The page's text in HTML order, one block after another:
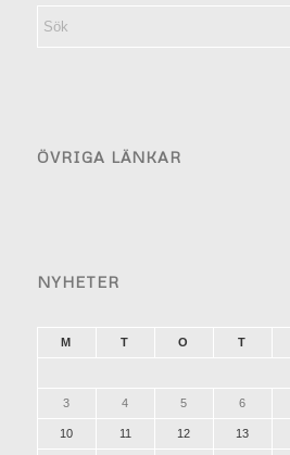
ÖVRIGA LÄNKAR
NYHETER
M T O T
3 4 5 6
10 11 12 13